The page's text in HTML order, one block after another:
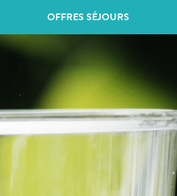
OFFRES SÉJOURS